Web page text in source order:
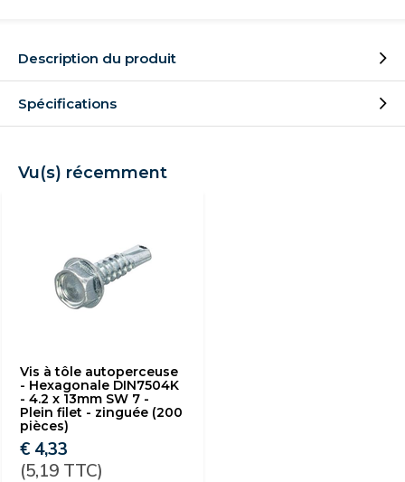
Description du produit
Spécifications
Vu(s) récemment
Vis à tôle autoperceuse
- Hexagonale DIN7504K
- 4.2 x 13mm SW 7 -
Plein filet - zinguée (200
pièces)
€ 4,33
(5,19 TTC)